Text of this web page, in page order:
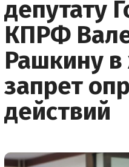
депутату
КПРФ
Рашкину
запрет
действий